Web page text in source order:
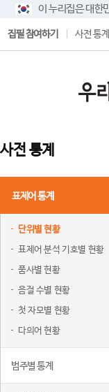
이 누리집은 대한
집필 참여하기 사전 통계
사전 통계
표제어 통계
단위별 현황
표제어 분석 기호별 현황
품사별 현황
음절 수별 현황
첫 자모별 현황
다의어 현황
범주별 통계